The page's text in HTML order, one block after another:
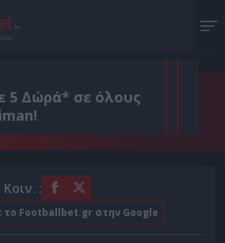
5 Δώρά* σε όλους
Κοιν. :
το Footballbet.gr στην Google